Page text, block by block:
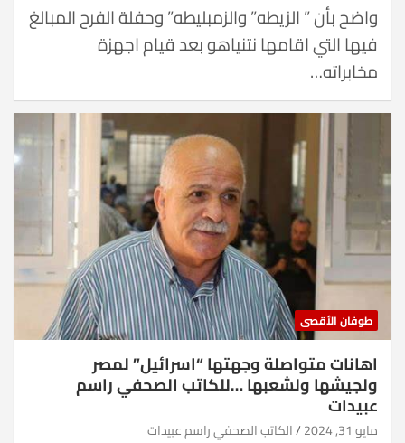
واضح بأن ” الزيطه” والزمبليطه” وحفلة الفرح المبالغ
فيها التي اقامها نتنياهو بعد قيام اجهزة
مخابراته…
طوفان الأقصى
اهانات متواصلة وجهتها “اسرائيل” لمصر
ولجيشها ولشعبها …للكاتب الصحفي راسم
عبيدات
مايو 31, 2024 الكاتب الصحفي راسم عبيدات